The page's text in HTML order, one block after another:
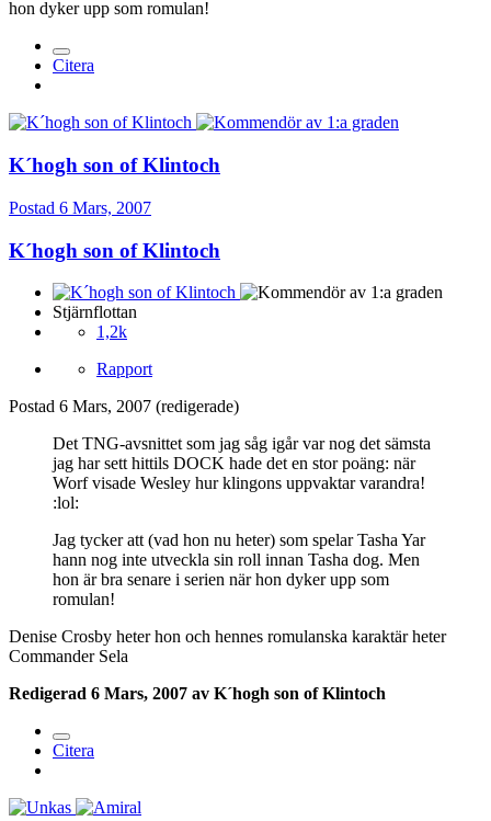
hon dyker upp som romulan!
Citera
K´hogh son of Klintoch
Postad 6 Mars, 2007
K´hogh son of Klintoch
Stjärnflottan
1,2k
Rapport
Postad 6 Mars, 2007 (redigerade)
Det TNG-avsnittet som jag såg igår var nog det sämsta
jag har sett hittils DOCK hade det en stor poäng: när
Worf visade Wesley hur klingons uppvaktar varandra!
:lol:
Jag tycker att (vad hon nu heter) som spelar Tasha Yar
hann nog inte utveckla sin roll innan Tasha dog. Men
hon är bra senare i serien när hon dyker upp som
romulan!
Denise Crosby heter hon och hennes romulanska karaktär heter
Commander Sela
Redigerad 6 Mars, 2007 av K´hogh son of Klintoch
Citera